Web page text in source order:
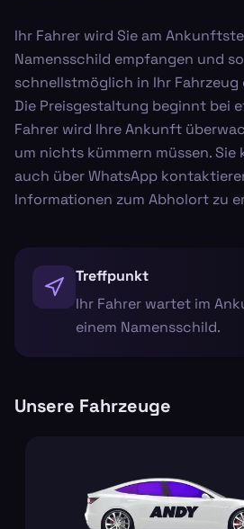
Ihr Fahrer wird Sie am
Namensschild empfangen und
schnellstmöglich in Ihr
Die Preisgestaltung beginnt bei
Fahrer wird Ihre Ankunft
um nichts kümmern müssen. Sie
auch über WhatsApp
Informationen zum Abholort zu
Treffpunkt
Ihr Fahrer wartet im
einem Namensschild.
Unsere Fahrzeuge